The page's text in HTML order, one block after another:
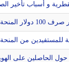
و أسباب تأخير
مقابل الشيكل !
من المنحة
حول الحاصلين على